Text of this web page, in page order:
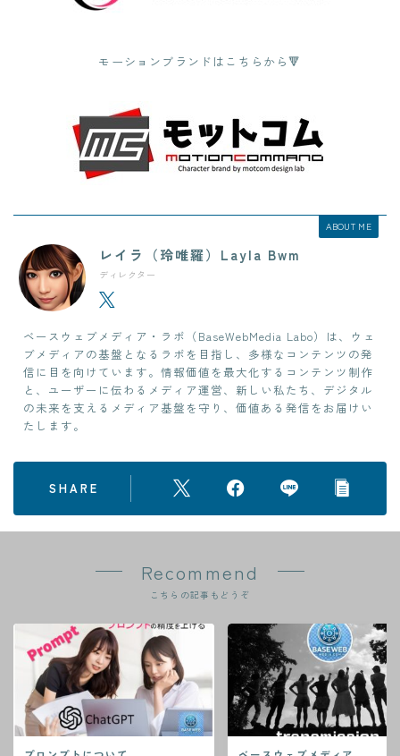
モーションブランドはこちらから🔻
ABOUT ME
レイラ（玲唯羅）Layla Bwm
ディレクター
ベースウェブメディア・ラボ（BaseWebMedia Labo）は、ウェ
ブメディアの基盤となるラボを目指し、多様なコンテンツの発
信に目を向けています。情報価値を最大化するコンテンツ制作
と、ユーザーに伝わるメディア運営、新しい私たち、デジタル
の未来を支えるメディア基盤を守り、価値ある発信をお届けい
たします。
SHARE
Recommend
こちらの記事もどうぞ